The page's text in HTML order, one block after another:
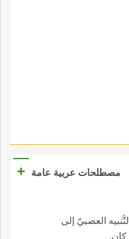
مصطلحات عربية عامة +
العصبيّ إلى
كان.